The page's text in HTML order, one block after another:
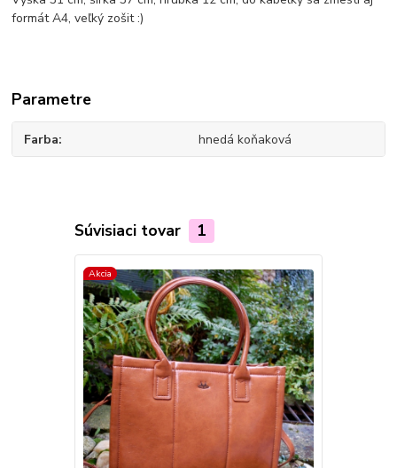
formát A4, veľký zošit :)
Parametre
Farba hnedá koňaková
Súvisiaci tovar 1
Akcia